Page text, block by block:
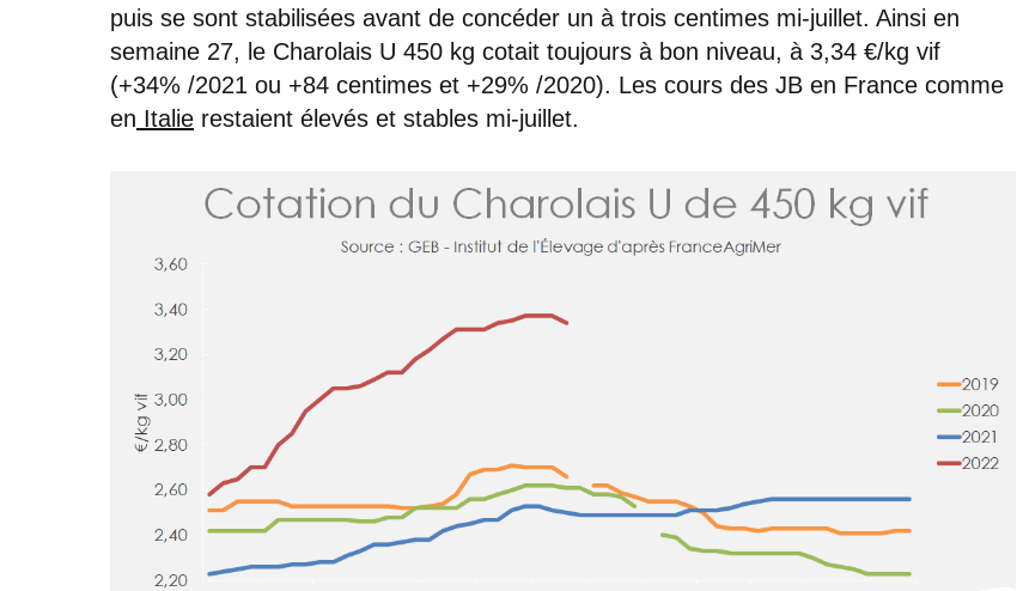
puis se sont stabilisées avant de concéder un à trois centimes mi-juillet. Ainsi en
semaine 27, le Charolais U 450 kg cotait toujours à bon niveau, à 3,34 €/kg vif
(+34% /2021 ou +84 centimes et +29% /2020). Les cours des JB en France comme
en Italie restaient élevés et stables mi-juillet.